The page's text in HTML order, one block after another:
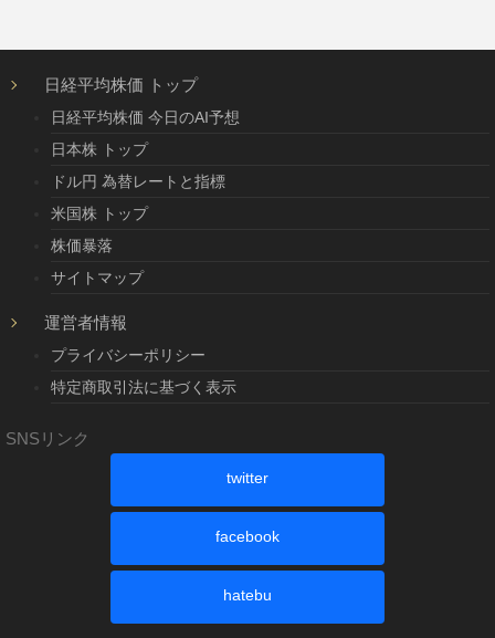
日経平均株価 トップ
日経平均株価 今日のAI予想
日本株 トップ
ドル円 為替レートと指標
米国株 トップ
株価暴落
サイトマップ
運営者情報
プライバシーポリシー
特定商取引法に基づく表示
SNSリンク
twitter
facebook
hatebu